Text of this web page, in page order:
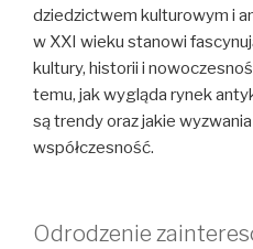
dziedzictwem kulturowym i
w XXI wieku stanowi
kultury, historii i
temu, jak wygląda rynek
są trendy oraz jakie
współczesność.
Odrodzenie